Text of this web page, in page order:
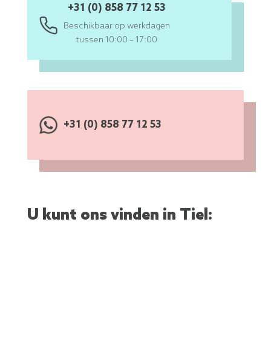
+31 (0) 858 77 12 53
Beschikbaar op werkdagen
tussen 10:00 – 17:00
+31 (0) 858 77 12 53
U kunt ons vinden in Tiel: